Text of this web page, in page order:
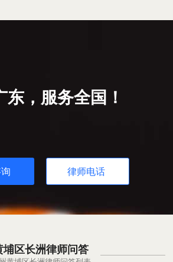
东，服务全国！
律师电话
埔区长洲律师问答